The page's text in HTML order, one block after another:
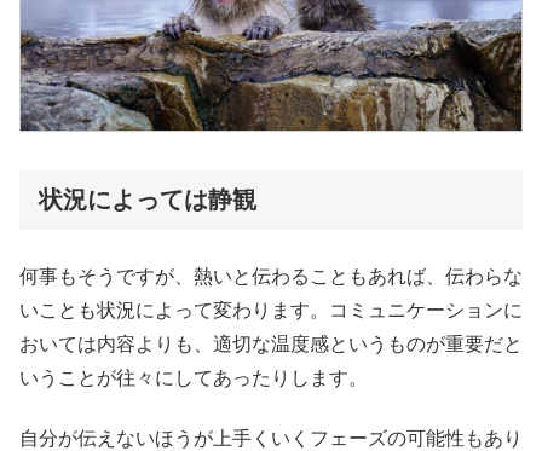
状況によっては静観
何事もそうですが、熱いと伝わることもあれば、伝わらな
いことも状況によって変わります。コミュニケーションに
おいては内容よりも、適切な温度感というものが重要だと
いうことが往々にしてあったりします。
自分が伝えないほうが上手くいくフェーズの可能性もあり